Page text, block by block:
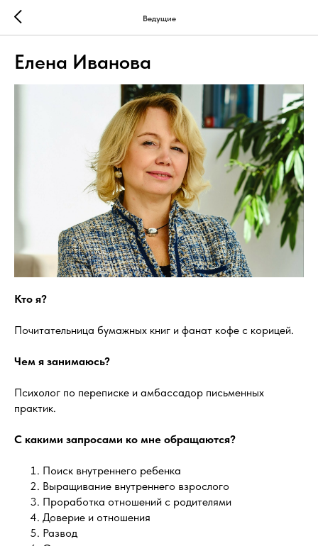
Ведущие
Елена Иванова
Кто я?
Почитательница бумажных книг и фанат кофе с корицей.
Чем я занимаюсь?
Психолог по переписке и амбассадор письменных
практик.
С какими запросами ко мне обращаются?
Поиск внутреннего ребенка
Выращивание внутреннего взрослого
Проработка отношений с родителями
Доверие и отношения
Развод